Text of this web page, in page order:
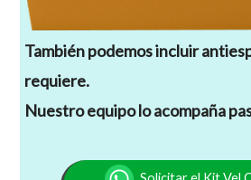
También podemos incluir
requiere.
Nuestro equipo lo acompaña